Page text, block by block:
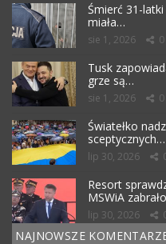
Śmierć 31-
miała…
sie 1, 2026 0
Tusk
grze są…
sie 1, 2026 0
Światełko
sceptycznych…
lip 30, 2026
Resort
MSWiA
lip 30, 2026
NAJNOWSZE